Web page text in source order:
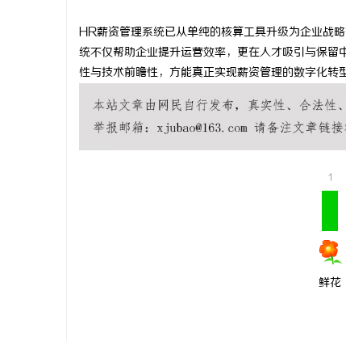
HR薪资管理系统已从单纯的核算工具升级为企业战
统不仅帮助企业提升运营效率，更在人才吸引与保
性与技术前瞻性，方能真正实现薪资管理的数字化转
1
鲜花